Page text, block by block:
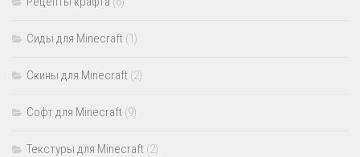
Сиды для Minecraft (1)
Скины для Minecraft (2)
Софт для Minecraft (9)
Текстуры для Minecraft (2)